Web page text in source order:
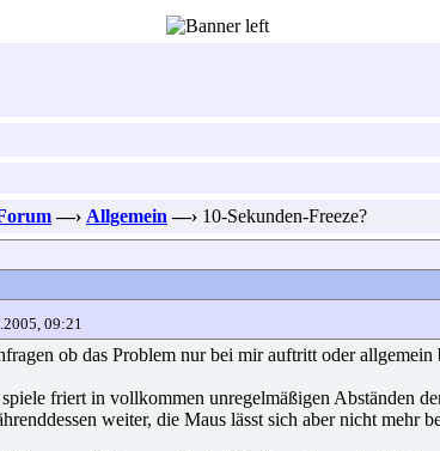
—› Allgemein —› 10-Sekunden-Freeze?
09:21
ob das Problem nur bei mir auftritt oder
friert in vollkommen unregelmäßigen Abständen
weiter, die Maus lässt sich aber nicht mehr